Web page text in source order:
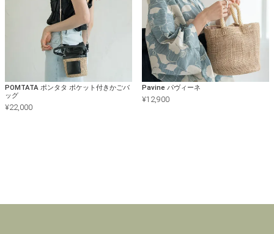
POMTATA ポンタタ ポケット付きかごバ
ッグ
¥22,000
Pavine パヴィーネ
¥12,900